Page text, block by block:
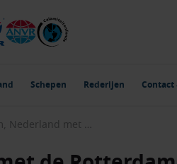
Schepen Rederijen Contact
Noorwegen vanaf Rotterdam, Nederland met de Rotterdam